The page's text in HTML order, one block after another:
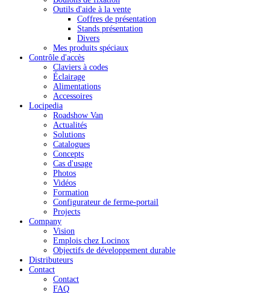
Outils d'aide à la vente
Coffres de présentation
Stands présentation
Divers
Mes produits spéciaux
Contrôle d'accès
Claviers à codes
Éclairage
Alimentations
Accessoires
Locipedia
Roadshow Van
Actualités
Solutions
Catalogues
Concepts
Cas d'usage
Photos
Vidéos
Formation
Configurateur de ferme-portail
Projects
Company
Vision
Emplois chez Locinox
Objectifs de développement durable
Distributeurs
Contact
Contact
FAQ